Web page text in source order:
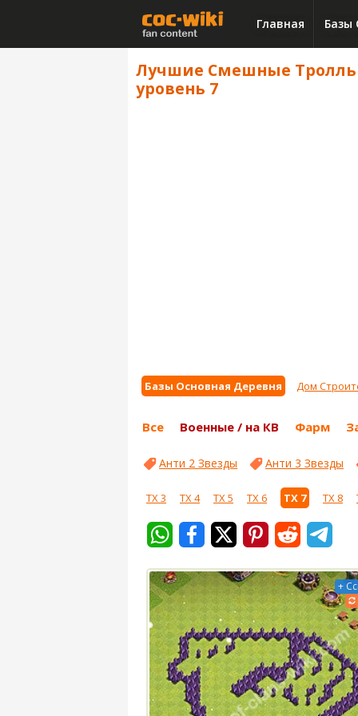
Главная Базы
Лучшие Смешные Тролль
уровень 7
Базы Основная Деревня Дом
Все Военные / на КВ Фарм
Анти 2 Звезды Анти 3 Звезды
ТХ 3 ТХ 4 ТХ 5 ТХ 6 ТХ 7 ТХ 8
+